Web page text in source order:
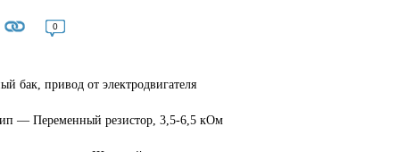
0
бак, привод от электродвигателя
— Переменный резистор, 3,5-6,5 кОм